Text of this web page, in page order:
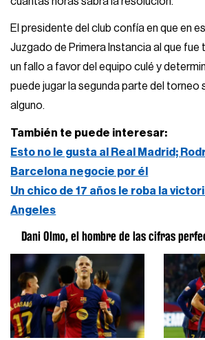
El presidente del club confía en que en
Juzgado de Primera Instancia al que fue
un fallo a favor del equipo culé y
puede jugar la segunda parte del torneo
alguno.
También te puede interesar:
Esto no le gusta al Real Madrid;
Barcelona negocie por él
Un chico de 17 años le roba la
Angeles
Dani Olmo, el hombre de las cifras